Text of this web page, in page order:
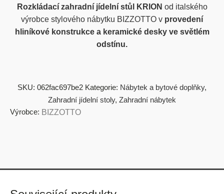
Rozkládací zahradní jídelní stůl KRION od italského
výrobce stylového nábytku BIZZOTTO v provedení
hliníkové konstrukce a keramické desky ve světlém
odstínu.
SKU: 062fac697be2 Kategorie: Nábytek a bytové doplňky,
Zahradní jídelní stoly, Zahradní nábytek
Výrobce: BIZZOTTO